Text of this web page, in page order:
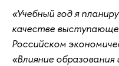
«Учебный год я
качестве
Российском
«Влияние